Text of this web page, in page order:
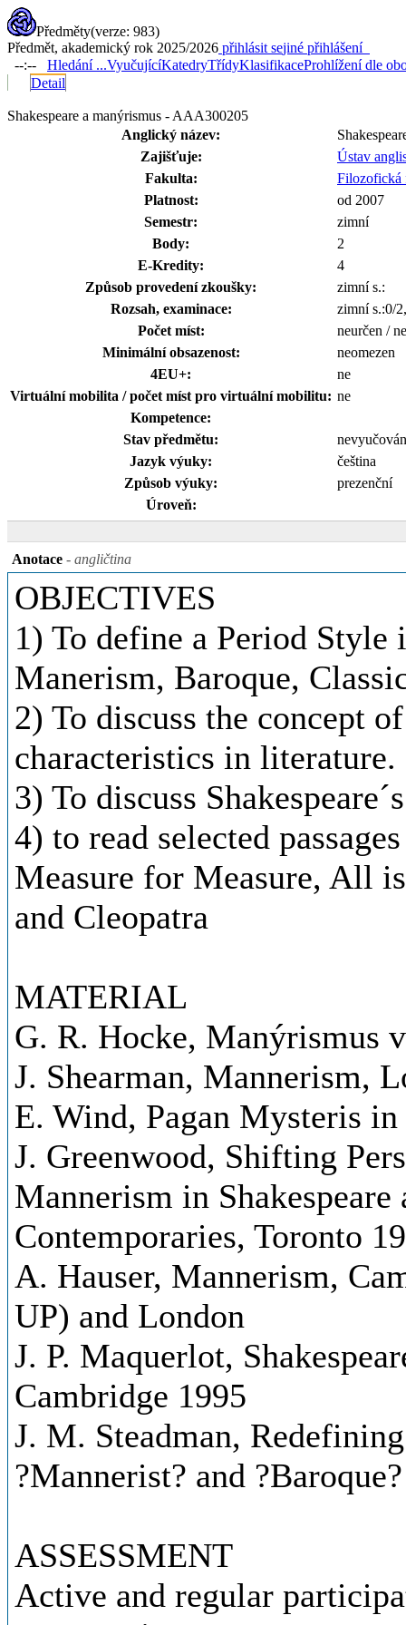
Předměty(verze: 983)
Předmět, akademický rok 2025/2026 přihlásit sejiné přihlášení
--:--
Hledání ...VyučujícíKatedryTřídyKlasifikaceProhlížení dle
Detail
Shakespeare a manýrismus - AAA300205
Anglický název:
Zajišťuje:
Ústav
Fakulta:
Filozofická
Platnost:
od 2007
Semestr:
zimní
Body:
2
E-Kredity:
4
Způsob provedení zkoušky:
zimní s.:
Rozsah, examinace:
zimní s.:0/
Počet míst:
neurčen /
Minimální obsazenost:
neomezen
4EU+:
ne
Virtuální mobilita / počet míst pro virtuální mobilitu: ne
Kompetence:
Stav předmětu:
nevyučován
Jazyk výuky:
čeština
Způsob výuky:
prezenční
Úroveň:
Anotace - angličtina
OBJECTIVES
1) To define a Period Style
Manerism, Baroque,
2) To discuss the concept
characteristics in literature.
3) To discuss
4) to read selected
Measure for Measure, All
and Cleopatra
MATERIAL
G. R. Hocke, Manýrismus
J. Shearman, Mannerism,
E. Wind, Pagan Mysteris
J. Greenwood, Shifting
Mannerism in Shakespeare
Contemporaries, Toronto
A. Hauser, Mannerism,
UP) and London
J. P. Maquerlot,
Cambridge 1995
J. M. Steadman,
?Mannerist? and
ASSESSMENT
Active and regular